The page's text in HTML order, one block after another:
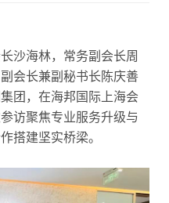
沙海林，常务副会长周
会长兼副秘书长陈庆善
团，在海邦国际上海会
访聚焦专业服务升级与
搭建坚实桥梁。